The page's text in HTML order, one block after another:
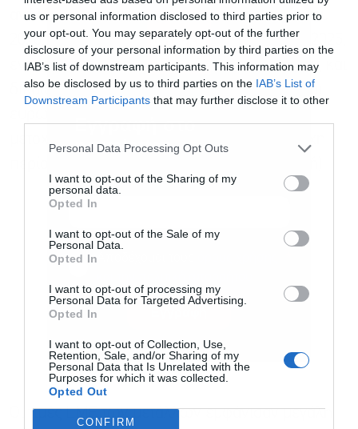
us or personal information disclosed to third parties prior to
your opt-out. You may separately opt-out of the further
disclosure of your personal information by third parties on the
IAB’s list of downstream participants. This information may
also be disclosed by us to third parties on the IAB’s List of
Downstream Participants that may further disclose it to other
Personal Data Processing Opt Outs
I want to opt-out of the Sharing of my
personal data.
Opted In
I want to opt-out of the Sale of my
Personal Data.
Opted In
I want to opt-out of processing my
Personal Data for Targeted Advertising.
Opted In
I want to opt-out of Collection, Use,
Retention, Sale, and/or Sharing of my
Personal Data that Is Unrelated with the
Purposes for which it was collected.
Opted Out
CONFIRM
ανήλθαν σε 62,4 εκατ. ευρώ για το τρίμηνο του
2026, έναντι 41,6 εκατ. ευρώ το τρίμηνο του 2025,
ενώ τα ενοποιημένα κέρδη μετά από φόρους και
δικαιώματα μειοψηφίας ανήλθαν σε 59,8 εκατ.
Οι τιμές LME των μετάλλων εμφάνισαν μεγάλη
Εγγραφή στο
newsletter
Αποδέχομαι τους